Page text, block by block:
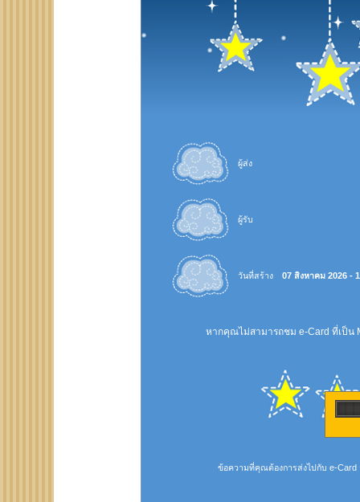
ผู้ส่ง
ผู้รับ
วันที่สร้าง 07 สิงหาคม 2026 -
หากคุณไม่สามารถชม e-Card ที่เป็น
ข้อความที่คุณต้องการส่งไปกับ e-